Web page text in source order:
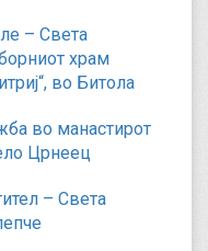
– Света
храм
во Битола
во манастирот
Црнеец
– Света